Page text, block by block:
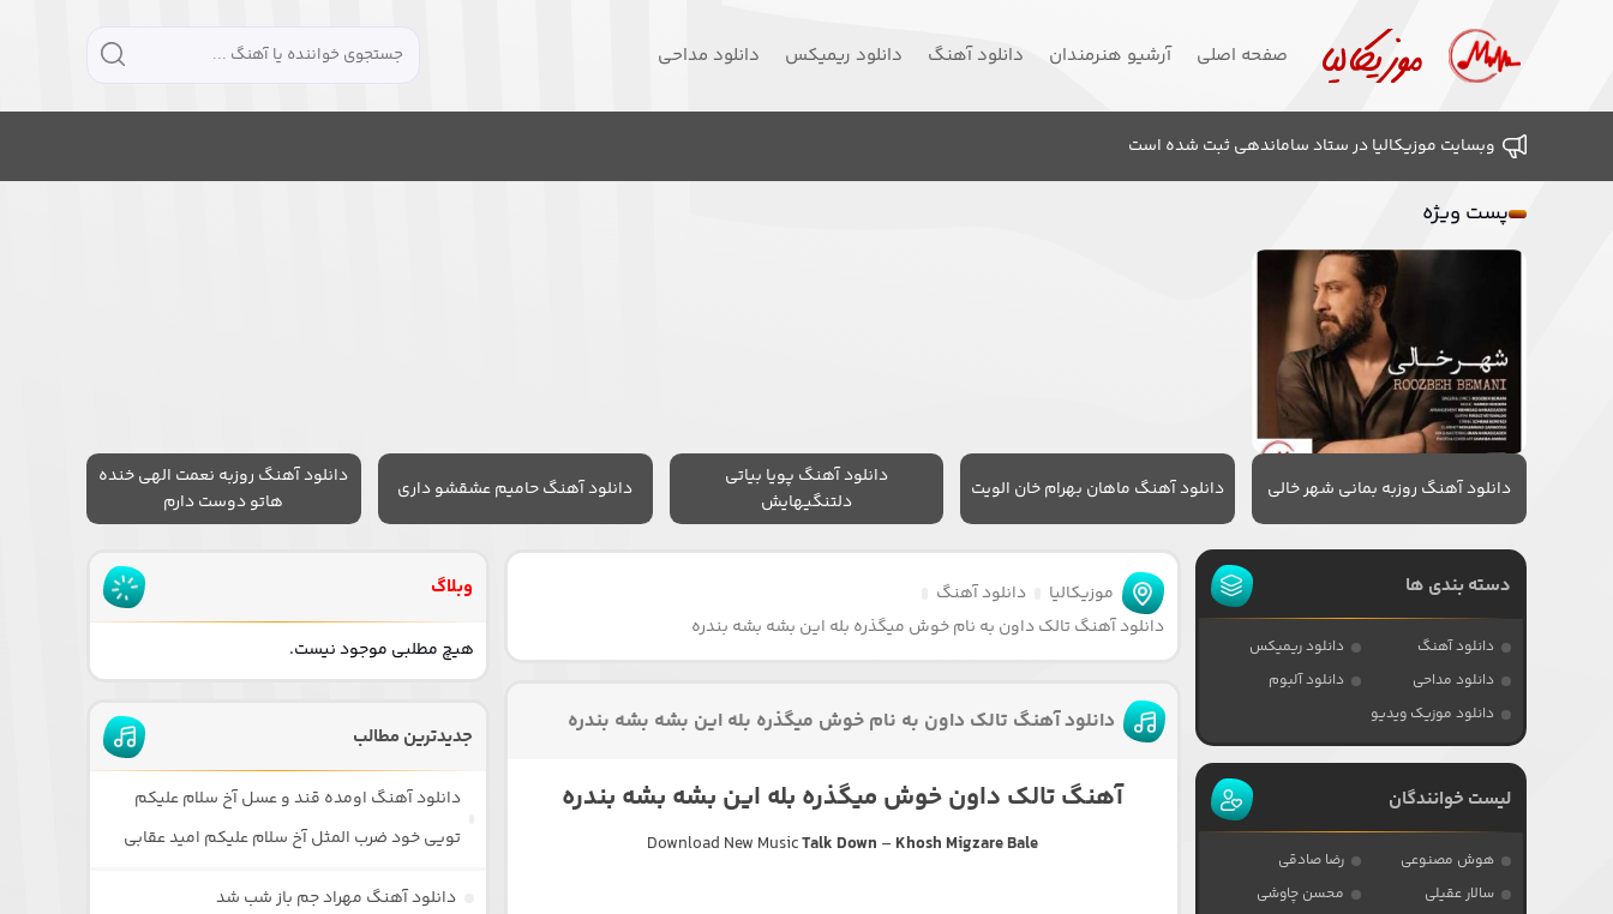
صفحه اصلی آرشیو هنرمندان دانلود آهنگ دانلود ریمیکس دانلود مداحی
وبسایت موزیکالیا در ستاد ساماندهی ثبت شده است
پست ویژه
دانلود آهنگ روزبه بمانی شهر خالی دانلود آهنگ ماهان بهرام خان الویت
دانلود آهنگ پویا بیاتی
دلتنگیهایش
دانلود آهنگ حامیم عشقشو داری
دانلود آهنگ روزبه نعمت الهی خنده
هاتو دوست دارم
موزیکالیا
دانلود آهنگ
دانلود آهنگ تالک داون به نام خوش میگذره بله این بشه بشه بندره
دانلود آهنگ تالک داون به نام خوش میگذره بله این بشه بشه بندره
آهنگ تالک داون خوش میگذره بله این بشه بشه بندره
Download New MusicTalk Down – Khosh Migzare Bale
دسته بندی ها
دانلود آهنگ
دانلود ریمیکس
دانلود مداحی
دانلود آلبوم
دانلود موزیک ویدیو
لیست خوانندگان
هوش مصنوعی
رضا صادقی
سالار عقیلی
محسن چاوشی
وبلاگ
هیچ مطلبی موجود نیست.
جدیدترین مطالب
دانلود آهنگ اومده قند و عسل آخ سلام علیکم
تویی خود ضرب المثل آخ سلام علیکم امید عقابی
دانلود آهنگ مهراد جم باز شب شد